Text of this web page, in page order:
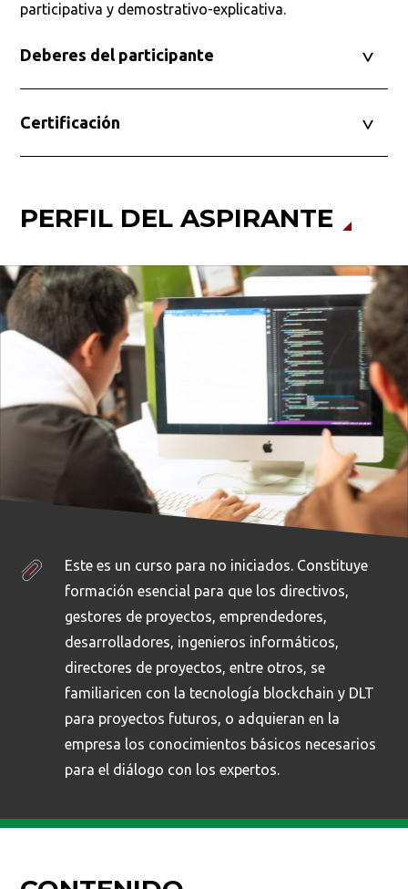
participativa y demostrativo-explicativa.
Deberes del participante
Certificación
PERFIL DEL ASPIRANTE
Este es un curso para no iniciados. Constituye
formación esencial para que los directivos,
gestores de proyectos, emprendedores,
desarrolladores, ingenieros informáticos,
directores de proyectos, entre otros, se
familiaricen con la tecnología blockchain y DLT
para proyectos futuros, o adquieran en la
empresa los conocimientos básicos necesarios
para el diálogo con los expertos.